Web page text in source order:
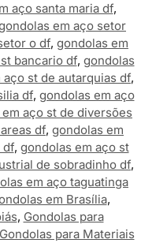
aço santa maria df,
em aço setor
o df, gondolas em
bancario df, gondolas
aço st de autarquias df,
df, gondolas em aço
aço st de diversões
df, gondolas em
df, gondolas em aço st
de sobradinho df,
em aço taguatinga
em Brasília,
, Gondolas para
Gondolas para Materiais